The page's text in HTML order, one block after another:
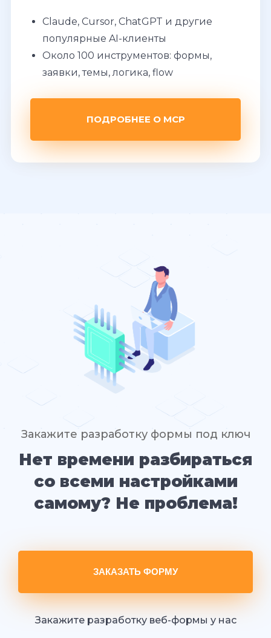
Claude, Cursor, ChatGPT и другие
популярные AI-клиенты
Около 100 инструментов: формы,
заявки, темы, логика, flow
ПОДРОБНЕЕ О MCP
Закажите разработку формы под ключ
Нет времени разбираться
со всеми настройками
самому? Не проблема!
ЗАКАЗАТЬ ФОРМУ
Закажите разработку веб-формы у нас